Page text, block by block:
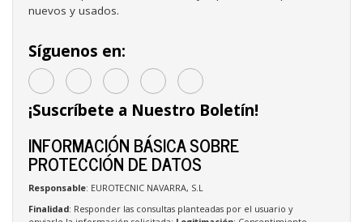
nuevos y usados.
Síguenos en:
¡Suscríbete a Nuestro Boletín!
INFORMACIÓN BÁSICA SOBRE
PROTECCIÓN DE DATOS
Responsable: EUROTECNIC NAVARRA, S.L
Finalidad: Responder las consultas planteadas por el usuario y